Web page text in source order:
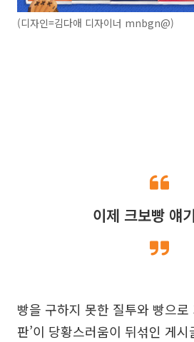
(디자인=김다애 디자이너 mnbgn@)
이제 크보빵 얘
빵을 구하지 못한 질투와 빵으로
판’이 당황스러움이 뒤섞인 게